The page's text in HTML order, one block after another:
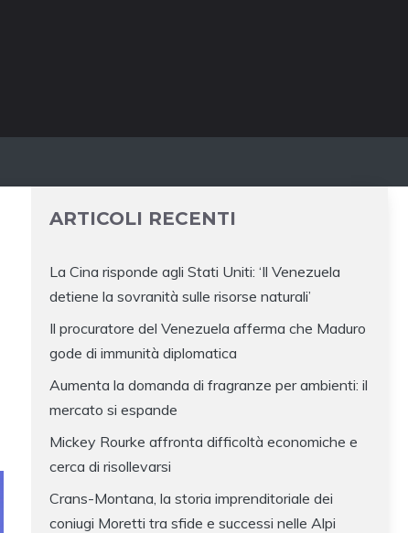
ARTICOLI RECENTI
La Cina risponde agli Stati Uniti: ‘Il Venezuela
detiene la sovranità sulle risorse naturali’
Il procuratore del Venezuela afferma che Maduro
gode di immunità diplomatica
Aumenta la domanda di fragranze per ambienti: il
mercato si espande
Mickey Rourke affronta difficoltà economiche e
cerca di risollevarsi
Crans-Montana, la storia imprenditoriale dei
coniugi Moretti tra sfide e successi nelle Alpi